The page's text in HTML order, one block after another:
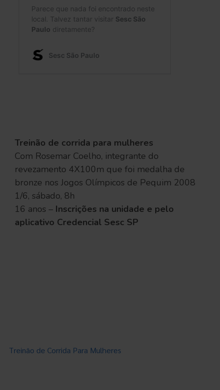
Treinão de corrida para mulheres
Com Rosemar Coelho, integrante do
revezamento 4X100m que foi medalha de
bronze nos Jogos Olímpicos de Pequim 2008
1/6, sábado, 8h
16 anos – Inscrições na unidade e pelo
aplicativo Credencial Sesc SP
Treinão de Corrida Para Mulheres